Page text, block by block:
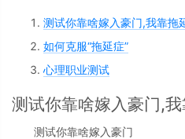
测试你靠啥嫁入豪门,我靠拖
如何克服“拖延症”
心理职业测试
测试你靠啥嫁入豪门,
测试你靠啥嫁入豪门